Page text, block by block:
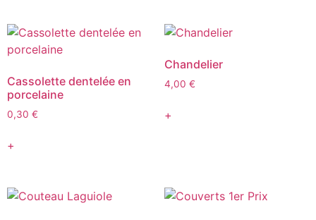
Cassolette dentelée en
porcelaine
0,30 €
+
Chandelier
4,00 €
+